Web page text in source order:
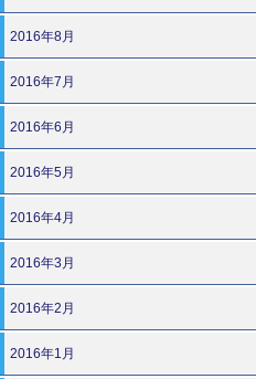
2016年8月
2016年7月
2016年6月
2016年5月
2016年4月
2016年3月
2016年2月
2016年1月